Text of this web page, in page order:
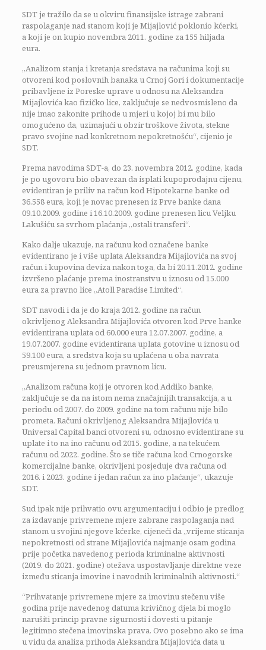
SDT je tražilo da se u okviru finansijske istrage zabrani
raspolaganje nad stanom koji je Mijajlović poklonio kćerki,
a koji je on kupio novembra 2011. godine za 155 hiljada
eura.
„Analizom stanja i kretanja sredstava na računima koji su
otvoreni kod poslovnih banaka u Crnoj Gori i dokumentacije
pribavljene iz Poreske uprave u odnosu na Aleksandra
Mijajlovića kao fizičko lice, zaključuje se nedvosmisleno da
nije imao zakonite prihode u mjeri u kojoj bi mu bilo
omogućeno da, uzimajući u obzir troškove života, stekne
pravo svojine nad konkretnom nepokretnošću“, cijenio je
SDT.
Prema navodima SDT-a, do 23. novembra 2012. godine, kada
je po ugovoru bio obavezan da isplati kupoprodajnu cijenu,
evidentiran je priliv na račun kod Hipotekarne banke od
36.558 eura, koji je novac prenesen iz Prve banke dana
09.10.2009. godine i 16.10.2009. godine prenesen licu Veljku
Lakušiću sa svrhom plaćanja „ostali transferi“.
Kako dalje ukazuje, na računu kod označene banke
evidentirano je i više uplata Aleksandra Mijajlovića na svoj
račun i kupovina deviza nakon toga, da bi 20.11.2012. godine
izvršeno plaćanje prema inostranstvu u iznosu od 15.000
eura za pravno lice „Atoll Paradise Limited“.
SDT navodi i da je do kraja 2012. godine na račun
okrivljenog Aleksandra Mijajlovića otvoren kod Prve banke
evidentirana uplata od 60.000 eura 12.07.2007. godine, a
19.07.2007. godine evidentirana uplata gotovine u iznosu od
59.100 eura, a sredstva koja su uplaćena u oba navrata
preusmjerena su jednom pravnom licu.
„Analizom računa koji je otvoren kod Addiko banke,
zaključuje se da na istom nema značajnijih transakcija, a u
periodu od 2007. do 2009. godine na tom računu nije bilo
prometa. Računi okrivljenog Aleksandra Mijajlovića u
Universal Capital banci otvoreni su, odnosno evidentirane su
uplate i to na ino računu od 2015. godine, a na tekućem
računu od 2022. godine. Što se tiče računa kod Crnogorske
komercijalne banke, okrivljeni posjeduje dva računa od
2016. i 2023. godine i jedan račun za ino plaćanje“, ukazuje
SDT.
Sud ipak nije prihvatio ovu argumentaciju i odbio je predlog
za izdavanje privremene mjere zabrane raspolaganja nad
stanom u svojini njegove kćerke, cijeneći da „vrijeme sticanja
nepokretnosti od strane Mijajlovića najmanje osam godina
prije početka navedenog perioda kriminalne aktivnosti
(2019. do 2021. godine) otežava uspostavljanje direktne veze
između sticanja imovine i navodnih kriminalnih aktivnosti.“
“Prihvatanje privremene mjere za imovinu stečenu više
godina prije navedenog datuma krivičnog djela bi moglo
narušiti princip pravne sigurnosti i dovesti u pitanje
legitimno stečena imovinska prava. Ovo posebno ako se ima
u vidu da analiza prihoda Aleksandra Mijajlovića data u